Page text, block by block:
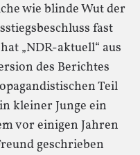
wie blinde Wut der
fast
„NDR-aktuell“ aus
des Berichtes
Teil
kleiner Junge ein
vor einigen Jahren
geschrieben